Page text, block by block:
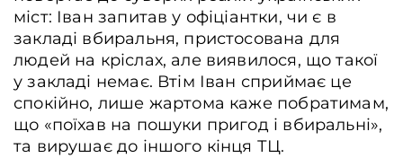
міст: Іван запитав у офіціантки, чи є в
закладі вбиральня, пристосована для
людей на кріслах, але виявилося, що такої
у закладі немає. Втім Іван сприймає це
спокійно, лише жартома каже побратимам,
що «поїхав на пошуки пригод і вбиральні»,
та вирушає до іншого кінця ТЦ.